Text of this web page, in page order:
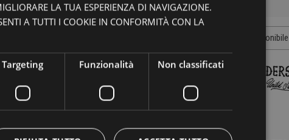
LA TUA ESPERIENZA DI NAVIGAZIONE.
A TUTTI I COOKIE IN CONFORMITÀ CON LA
Targeting Funzionalità Non classificati